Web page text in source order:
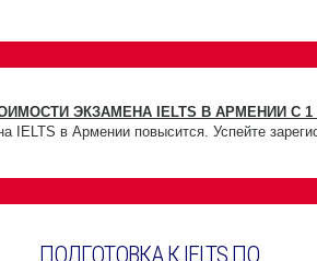
ЭКЗАМЕНА IELTS В АРМЕНИИ С 1
IELTS в Армении повысится. Успейте
ПОДГОТОВКА К IELTS ПО